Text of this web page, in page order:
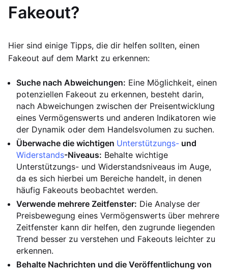
Fakeout?
Hier sind einige Tipps, die dir helfen sollten, einen
Fakeout auf dem Markt zu erkennen:
Suche nach Abweichungen: Eine Möglichkeit, einen
potenziellen Fakeout zu erkennen, besteht darin,
nach Abweichungen zwischen der Preisentwicklung
eines Vermögenswerts und anderen Indikatoren wie
der Dynamik oder dem Handelsvolumen zu suchen.
Überwache die wichtigen Unterstützungs- und
Widerstands-Niveaus: Behalte wichtige
Unterstützungs- und Widerstandsniveaus im Auge,
da es sich hierbei um Bereiche handelt, in denen
häufig Fakeouts beobachtet werden.
Verwende mehrere Zeitfenster: Die Analyse der
Preisbewegung eines Vermögenswerts über mehrere
Zeitfenster kann dir helfen, den zugrunde liegenden
Trend besser zu verstehen und Fakeouts leichter zu
erkennen.
Behalte Nachrichten und die Veröffentlichung von